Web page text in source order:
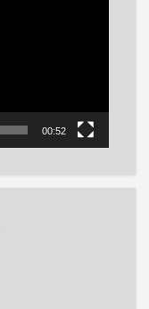
00:52